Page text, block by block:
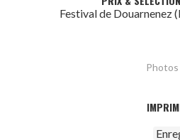
Festival de Douarnenez
Photos